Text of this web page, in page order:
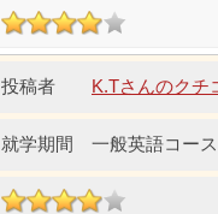
K.Tさんのクチ
一般英語コー